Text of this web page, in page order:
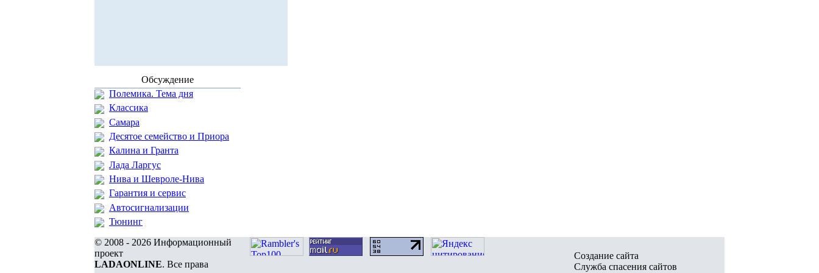
Обсуждение
Полемика. Тема дня
Классика
Самара
Десятое семейство и Приора
Калина и Гранта
Лада Ларгус
Нива и Шевроле-Нива
Гарантия и сервис
Автосигнализации
Тюнинг
© 2008 - 2026 Информационный
проект
LADAONLINE. Все права
Создание сайта
Служба спасения сайтов